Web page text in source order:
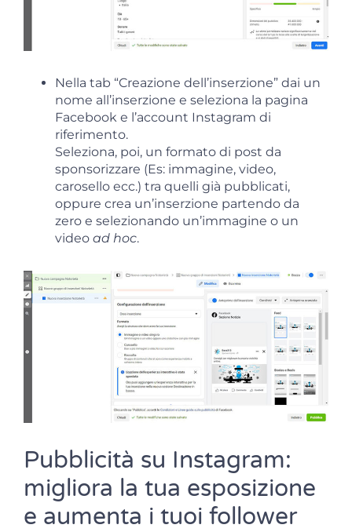
Nella tab “Creazione dell’inserzione” dai un
nome all’inserzione e seleziona la pagina
Facebook e l’account Instagram di
riferimento.
Seleziona, poi, un formato di post da
sponsorizzare (Es: immagine, video,
carosello ecc.) tra quelli già pubblicati,
oppure crea un’inserzione partendo da
zero e selezionando un’immagine o un
video ad hoc.
Pubblicità su Instagram:
migliora la tua esposizione
e aumenta i tuoi follower